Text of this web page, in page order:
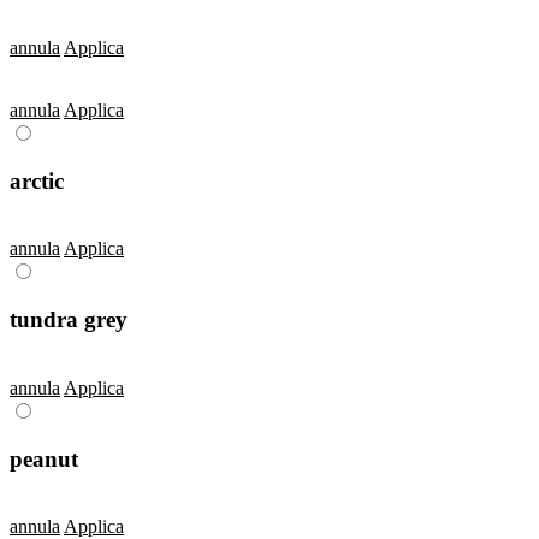
annula Applica
annula Applica
arctic
annulaApplica
tundra grey
annula Applica
peanut
annula Applica